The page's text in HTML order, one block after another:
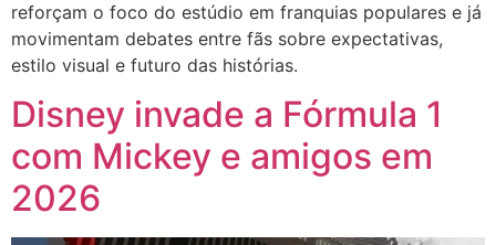
reforçam o foco do estúdio em franquias populares e já
movimentam debates entre fãs sobre expectativas,
estilo visual e futuro das histórias.
Disney invade a Fórmula 1
com Mickey e amigos em
2026